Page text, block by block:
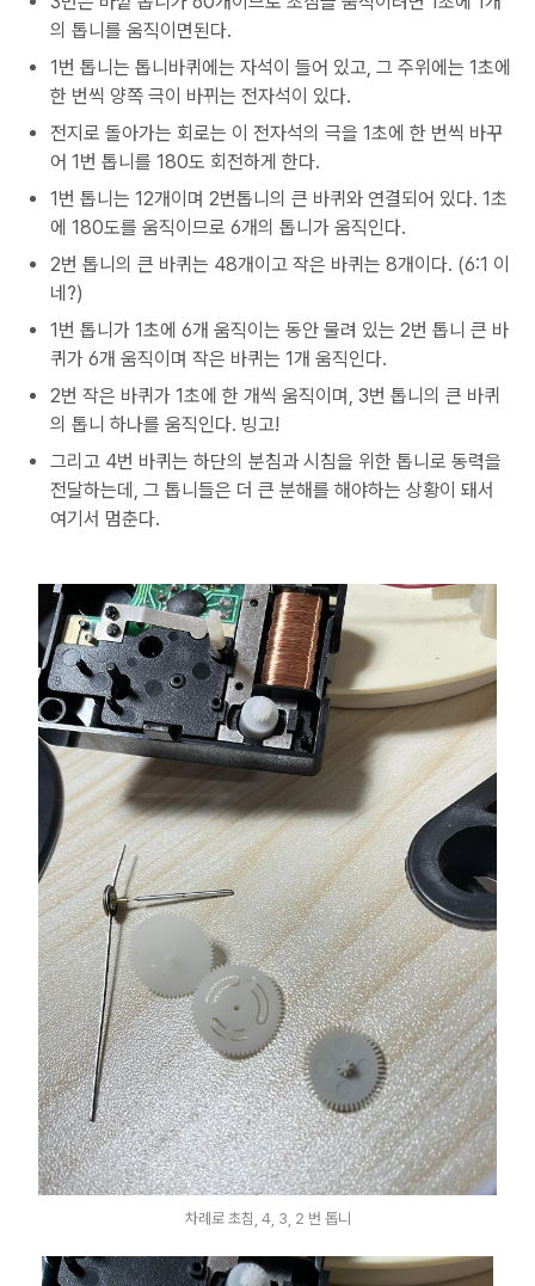
의 톱니를 움직이면된다.
1번 톱니는 톱니바퀴에는 자석이 들어 있고, 그 주위에는 1초에
한 번씩 양쪽 극이 바뀌는 전자석이 있다.
전지로 돌아가는 회로는 이 전자석의 극을 1초에 한 번씩 바꾸
어 1번 톱니를 180도 회전하게 한다.
1번 톱니는 12개이며 2번톱니의 큰 바퀴와 연결되어 있다. 1초
에 180도를 움직이므로 6개의 톱니가 움직인다.
2번 톱니의 큰 바퀴는 48개이고 작은 바퀴는 8개이다. (6:1 이
네?)
1번 톱니가 1초에 6개 움직이는 동안 물려 있는 2번 톱니 큰 바
퀴가 6개 움직이며 작은 바퀴는 1개 움직인다.
2번 작은 바퀴가 1초에 한 개씩 움직이며, 3번 톱니의 큰 바퀴
의 톱니 하나를 움직인다. 빙고!
그리고 4번 바퀴는 하단의 분침과 시침을 위한 톱니로 동력을
전달하는데, 그 톱니들은 더 큰 분해를 해야하는 상황이 돼서
여기서 멈춘다.
차례로 초침, 4, 3, 2 번 톱니